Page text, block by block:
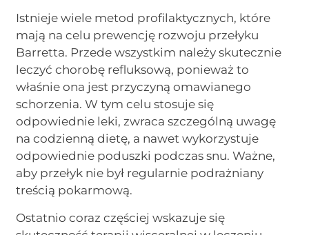
Istnieje wiele metod profilaktycznych, które
mają na celu prewencję rozwoju przełyku
Barretta. Przede wszystkim należy skutecznie
leczyć chorobę refluksową, ponieważ to
właśnie ona jest przyczyną omawianego
schorzenia. W tym celu stosuje się
odpowiednie leki, zwraca szczególną uwagę
na codzienną dietę, a nawet wykorzystuje
odpowiednie poduszki podczas snu. Ważne,
aby przełyk nie był regularnie podrażniany
treścią pokarmową.
Ostatnio coraz częściej wskazuje się